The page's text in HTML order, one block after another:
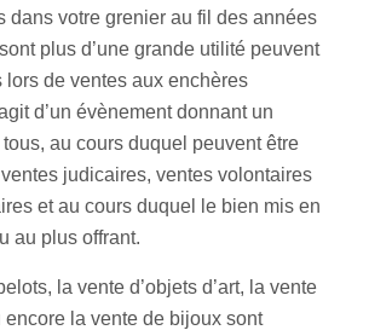
dans votre grenier au fil des années
plus d’une grande utilité peuvent
lors de ventes aux enchères
d’un évènement donnant un
au cours duquel peuvent être
judicaires, ventes volontaires
et au cours duquel le bien mis en
au plus offrant.
la vente d’objets d’art, la vente
la vente de bijoux sont